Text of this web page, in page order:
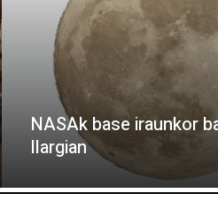
NASAk base iraunkor
Ilargian